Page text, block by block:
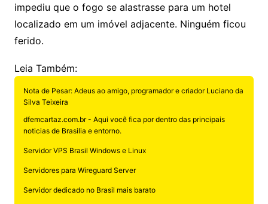
impediu que o fogo se alastrasse para um hotel
localizado em um imóvel adjacente. Ninguém ficou
ferido.
Leia Também:
Nota de Pesar: Adeus ao amigo, programador e criador Luciano da
Silva Teixeira
dfemcartaz.com.br - Aqui você fica por dentro das principais
noticias de Brasilia e entorno.
Servidor VPS Brasil Windows e Linux
Servidores para Wireguard Server
Servidor dedicado no Brasil mais barato